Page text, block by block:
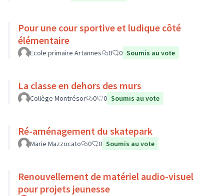
Pour une cour sportive et ludique côté
élémentaire
Ecole primaire Artannes 0 0 Soumis au vote
La classe en dehors des murs
Collège Montrésor 0 0 Soumis au vote
Ré-aménagement du skatepark
Marie Mazzocato 0 0 Soumis au vote
Renouvellement de matériel audio-visuel
pour projets jeunesse